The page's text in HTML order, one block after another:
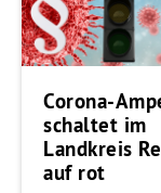
Corona-
schaltet im
Landkreis
auf rot